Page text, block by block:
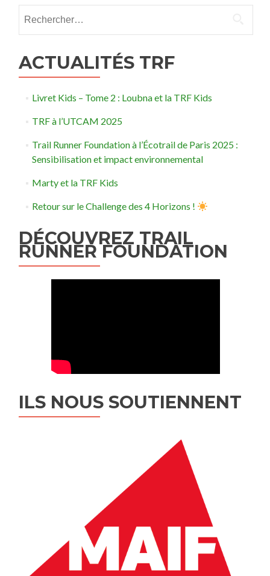
ACTUALITÉS TRF
Livret Kids – Tome 2 : Loubna et la TRF Kids
TRF à l’UTCAM 2025
Trail Runner Foundation à l’Écotrail de Paris 2025 :
Sensibilisation et impact environnemental
Marty et la TRF Kids
Retour sur le Challenge des 4 Horizons !
DÉCOUVREZ TRAIL
RUNNER FOUNDATION
ILS NOUS SOUTIENNENT